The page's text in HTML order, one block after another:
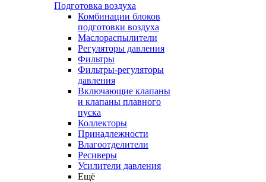
Подготовка воздуха
Комбинации блоков
подготовки воздуха
Маслораспылители
Регуляторы давления
Фильтры
Фильтры-регуляторы
давления
Включающие клапаны
и клапаны плавного
пуска
Коллекторы
Принадлежности
Влагоотделители
Ресиверы
Усилители давления
Ещё